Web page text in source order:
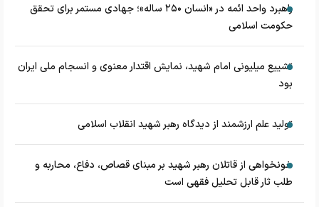
راهبرد واحد ائمه در «انسان ۲۵۰ ساله»؛ جهادی مستمر برای تحقق
حکومت اسلامی
تشییع میلیونی امام شهید، نمایش اقتدار معنوی و انسجام ملی ایران
بود
تولید علم ارزشمند از دیدگاه رهبر شهید انقلاب اسلامی
خونخواهی از قاتلان رهبر شهید بر مبنای قصاص، دفاع، محاربه و
طلب ثار قابل تحلیل فقهی است